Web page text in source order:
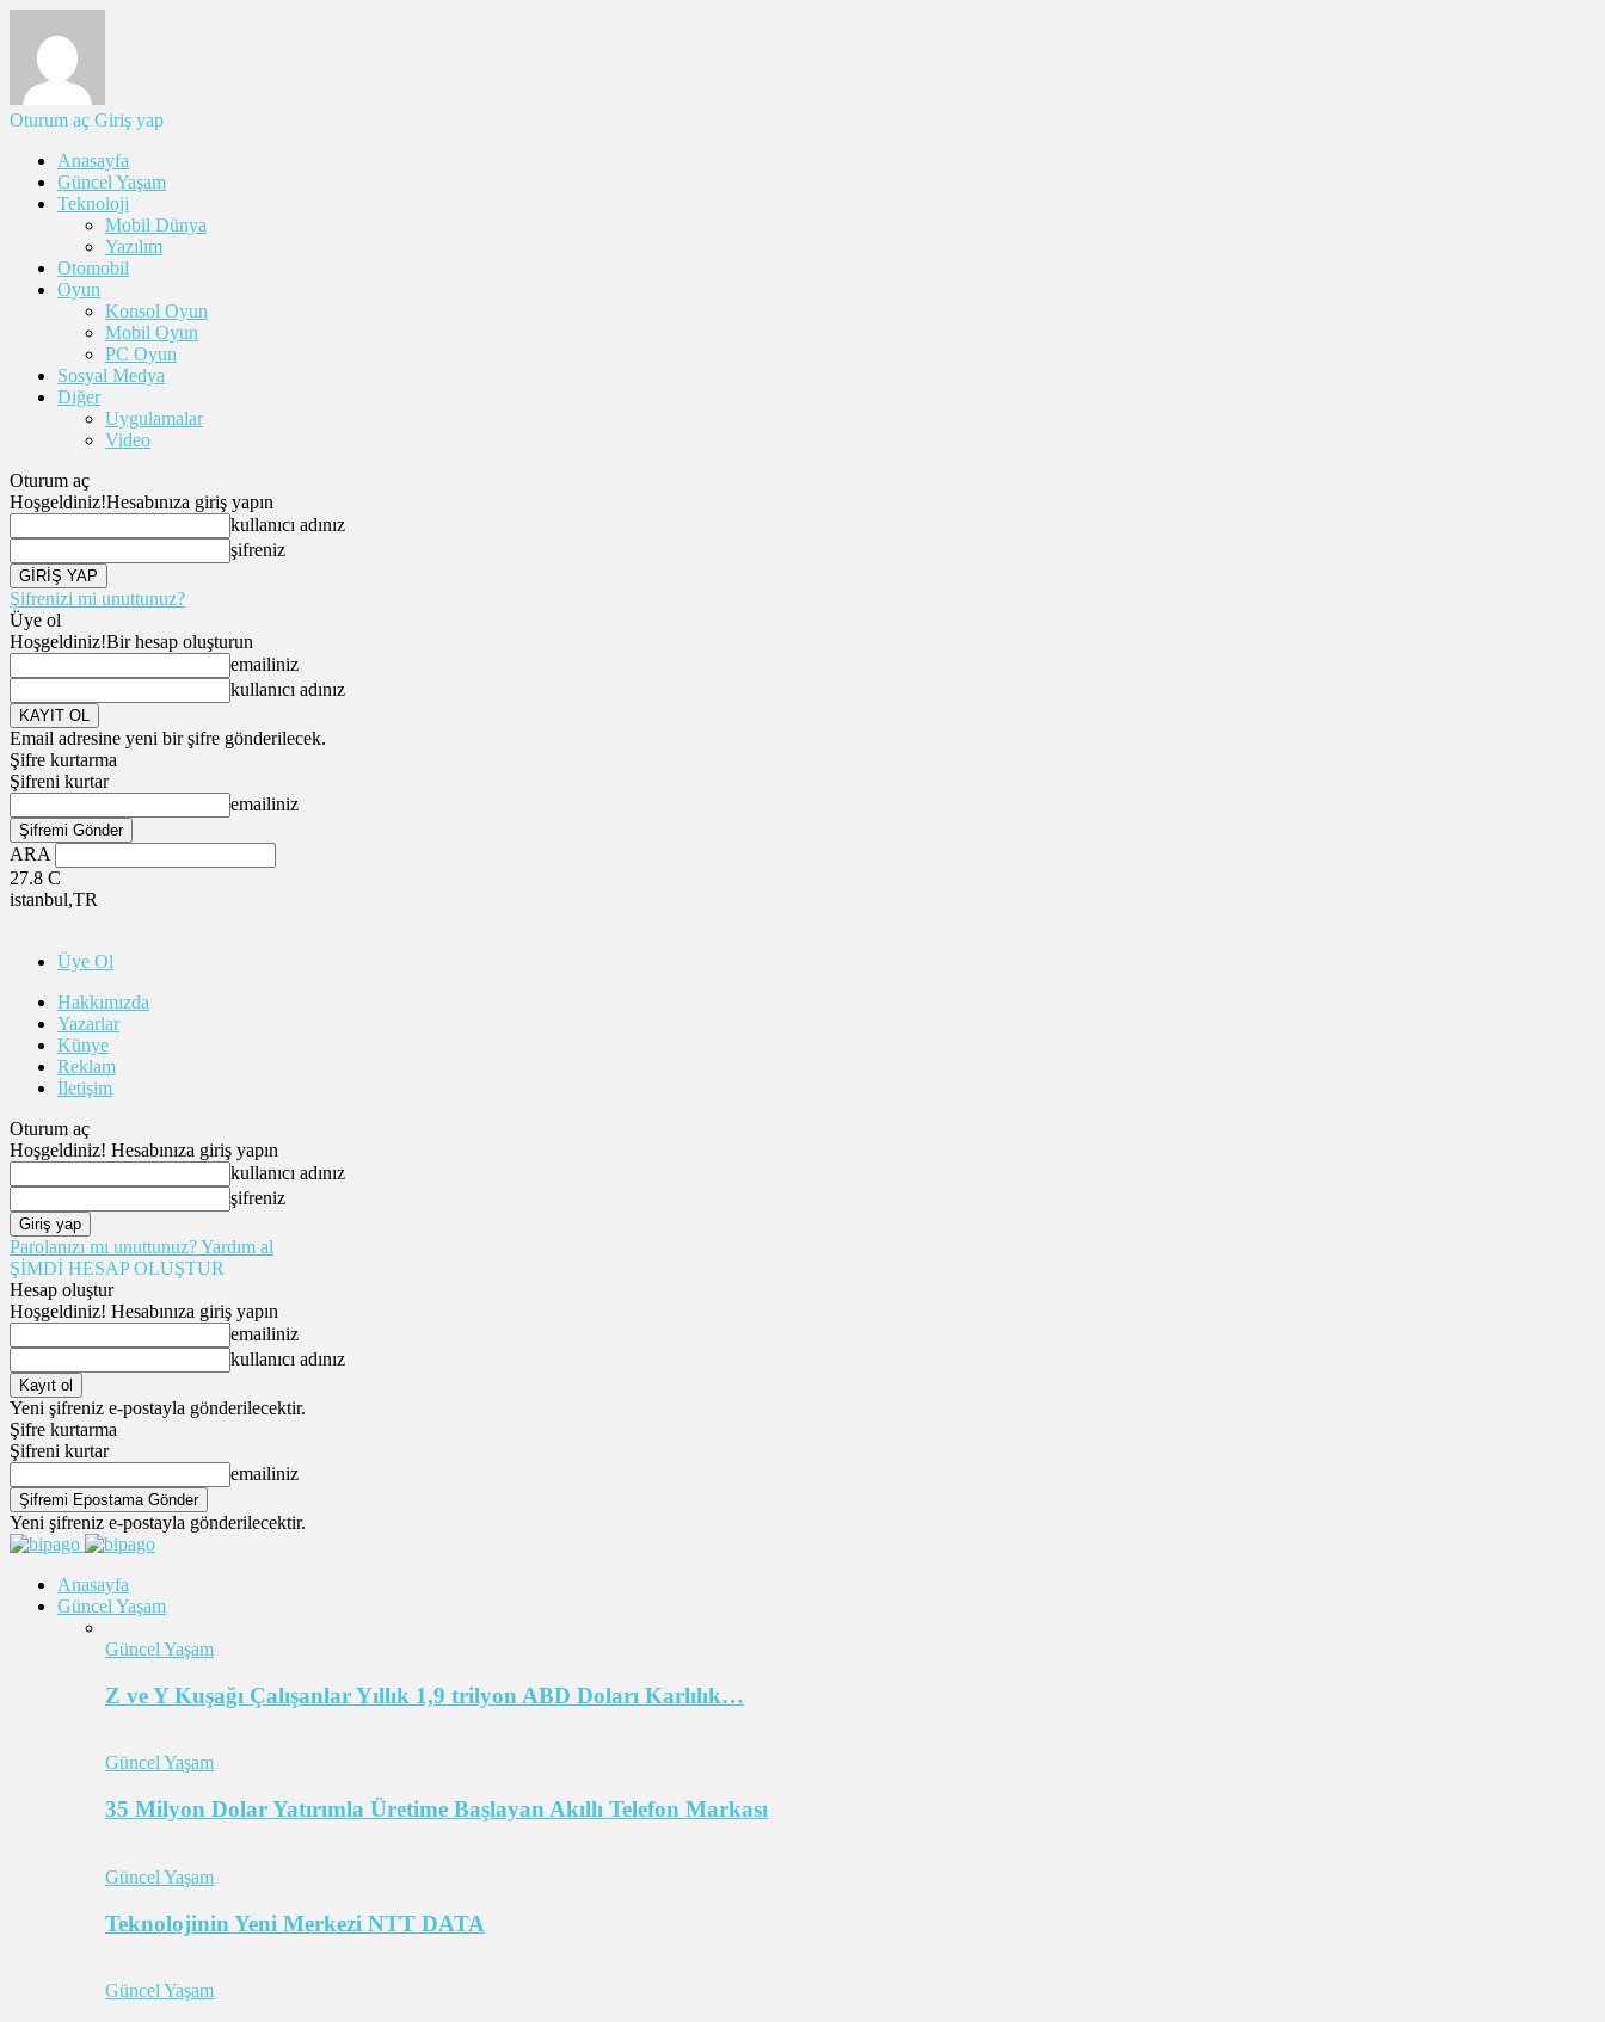
Oturum aç Giriş yap
Anasayfa
Güncel Yaşam
Teknoloji
Mobil Dünya
Yazılım
Otomobil
Oyun
Konsol Oyun
Mobil Oyun
PC Oyun
Sosyal Medya
Diğer
Uygulamalar
Video
Oturum aç
Hoşgeldiniz!Hesabınıza giriş yapın
kullanıcı adınız
şifreniz
Şifrenizi mi unuttunuz?
Üye ol
Hoşgeldiniz!Bir hesap oluşturun
emailiniz
kullanıcı adınız
Email adresine yeni bir şifre gönderilecek.
Şifre kurtarma
Şifreni kurtar
emailiniz
ARA
27.8 C
istanbul,TR
Üye Ol
Hakkımızda
Yazarlar
Künye
Reklam
İletişim
Oturum aç
Hoşgeldiniz! Hesabınıza giriş yapın
kullanıcı adınız
şifreniz
Parolanızı mı unuttunuz? Yardım al
ŞİMDİ HESAP OLUŞTUR
Hesap oluştur
Hoşgeldiniz! Hesabınıza giriş yapın
emailiniz
kullanıcı adınız
Yeni şifreniz e-postayla gönderilecektir.
Şifre kurtarma
Şifreni kurtar
emailiniz
Yeni şifreniz e-postayla gönderilecektir.
Anasayfa
Güncel Yaşam
Güncel Yaşam
Z ve Y Kuşağı Çalışanlar Yıllık 1,9 trilyon ABD Doları Karlılık…
Güncel Yaşam
35 Milyon Dolar Yatırımla Üretime Başlayan Akıllı Telefon Markası
Güncel Yaşam
Teknolojinin Yeni Merkezi NTT DATA
Güncel Yaşam